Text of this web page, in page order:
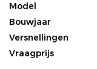
Model
Bouwjaar
Versnellingen
Vraagprijs